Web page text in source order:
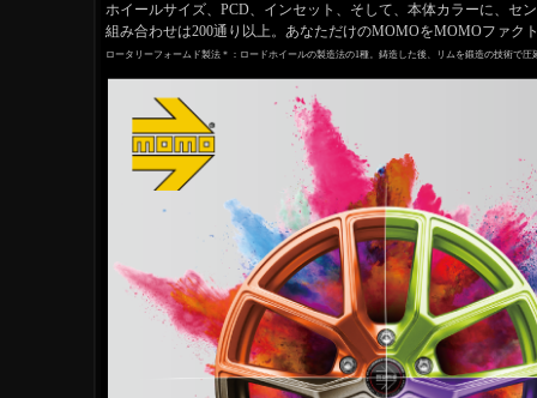
ホイールサイズ、PCD、インセット、そして、本体カラーに、セ
組み合わせは200通り以上。あなただけのMOMOをMOMOファク
ロータリーフォームド製法＊：ロードホイールの製造法の1種。鋳造した後、リムを鍛造の技術で